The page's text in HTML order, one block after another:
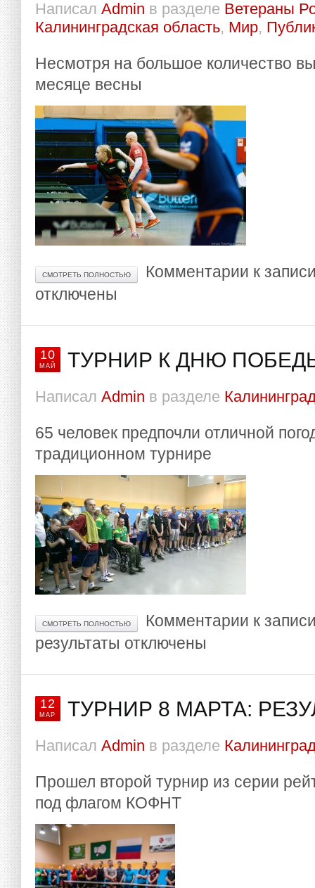
Написал Admin в разделе Ветераны
Калининградская область, Мир,
Несмотря на большое количество
месяце весны
СМОТРЕТЬ ПОЛНОСТЬЮ Комментарии к
отключены
10
МАЙ ТУРНИР К ДНЮ
Написал Admin в разделе
65 человек предпочли отличной
традиционном турнире
СМОТРЕТЬ ПОЛНОСТЬЮ Комментарии к
результаты отключены
12
МАР ТУРНИР 8 МАРТА:
Написал Admin в разделе
Прошел второй турнир из серии
под флагом КОФНТ